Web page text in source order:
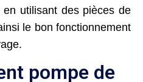
en utilisant des pièces de
le bon fonctionnement
pompe de